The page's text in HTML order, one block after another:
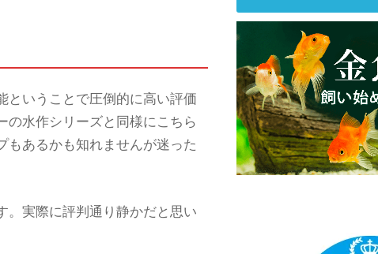
ということで圧倒的に高い評価
の水作シリーズと同様にこちら
もあるかも知れませんが迷った
。実際に評判通り静かだと思い